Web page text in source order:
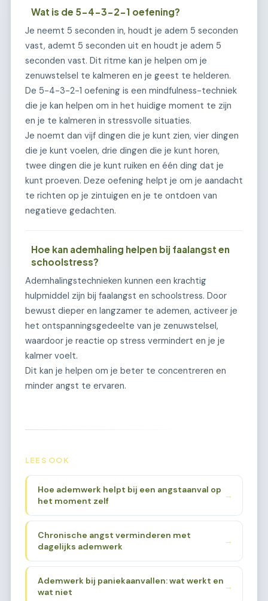
Wat is de 5-4-3-2-1 oefening?
Je neemt 5 seconden in, houdt je adem 5 seconden
vast, ademt 5 seconden uit en houdt je adem 5
seconden vast. Dit ritme kan je helpen om je
zenuwstelsel te kalmeren en je geest te helderen.
De 5-4-3-2-1 oefening is een mindfulness-techniek
die je kan helpen om in het huidige moment te zijn
en je te kalmeren in stressvolle situaties.
Je noemt dan vijf dingen die je kunt zien, vier dingen
die je kunt voelen, drie dingen die je kunt horen,
twee dingen die je kunt ruiken en één ding dat je
kunt proeven. Deze oefening helpt je om je aandacht
te richten op je zintuigen en je te ontdoen van
negatieve gedachten.
Hoe kan ademhaling helpen bij faalangst en
schoolstress?
Ademhalingstechnieken kunnen een krachtig
hulpmiddel zijn bij faalangst en schoolstress. Door
bewust dieper en langzamer te ademen, activeer je
het ontspanningsgedeelte van je zenuwstelsel,
waardoor je reactie op stress vermindert en je je
kalmer voelt.
Dit kan je helpen om je beter te concentreren en
minder angst te ervaren.
LEES OOK
Hoe ademwerk helpt bij een angstaanval op
het moment zelf
→
Chronische angst verminderen met
dagelijks ademwerk
→
Ademwerk bij paniekaanvallen: wat werkt en
wat niet
→